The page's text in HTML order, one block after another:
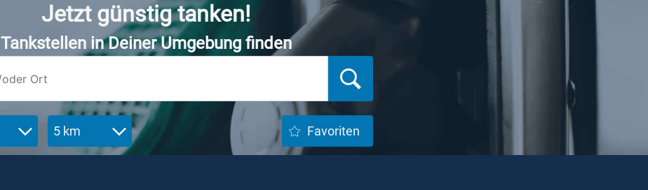
Jetzt günstig tanken!
Tankstellen in Deiner Umgebung finden
5 km Favoriten